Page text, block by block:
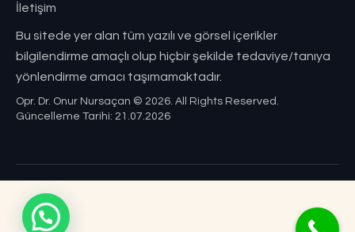
İletişim
Bu sitede yer alan tüm yazılı ve görsel içerikler
bilgilendirme amaçlı olup hiçbir şekilde tedaviye/tanıya
yönlendirme amacı taşımamaktadır.
Opr. Dr. Onur Nursaçan © 2026. All Rights Reserved.
Güncelleme Tarihi: 21.07.2026